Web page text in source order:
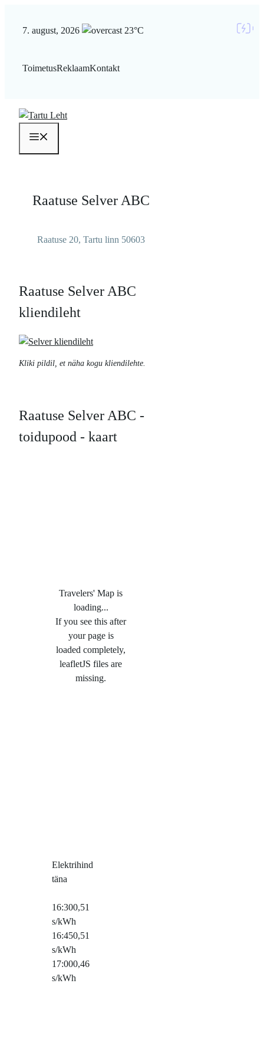
7. august, 2026 23°C
ToimetusReklaamKontakt
Raatuse Selver ABC
Raatuse 20, Tartu linn 50603
Raatuse Selver ABC
kliendileht
Kliki pildil, et näha kogu kliendilehte.
Raatuse Selver ABC -
toidupood - kaart
Travelers' Map is
loading...
If you see this after
your page is
loaded completely,
leafletJS files are
missing.
Elektrihind
täna
16:300,51
s/kWh
16:450,51
s/kWh
17:000,46
s/kWh